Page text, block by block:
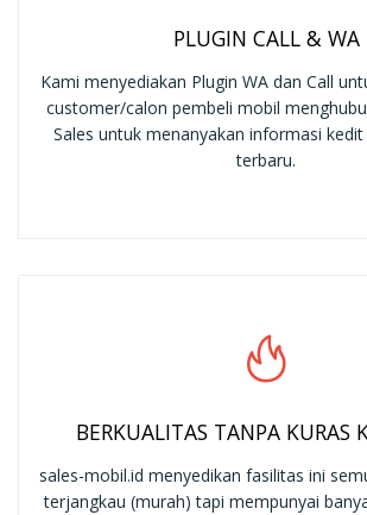
PLUGIN CALL & WA
Kami menyediakan Plugin WA dan Call
customer/calon pembeli mobil
Sales untuk menanyakan informasi
terbaru.
BERKUALITAS TANPA KURAS
sales-mobil.id menyedikan fasilitas ini
terjangkau (murah) tapi mempunyai